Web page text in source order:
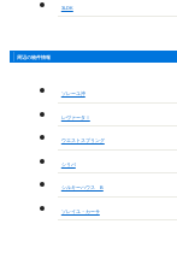
3LDK
周辺の物件情報
ソレーユ沖
レヴァータⅠ
ウエストスプリング
シリバ
シルキーハウス B
ソレイユ・カーサ